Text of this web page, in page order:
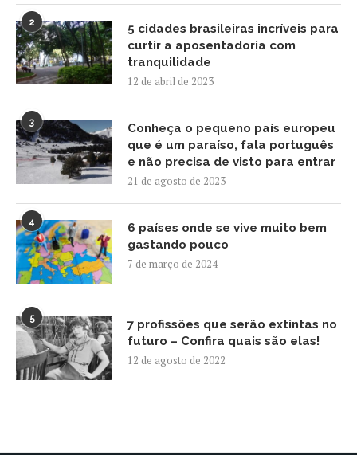
2
5 cidades brasileiras incríveis para
curtir a aposentadoria com
tranquilidade
12 de abril de 2023
3
Conheça o pequeno país europeu
que é um paraíso, fala português
e não precisa de visto para entrar
21 de agosto de 2023
4
6 países onde se vive muito bem
gastando pouco
7 de março de 2024
5
7 profissões que serão extintas no
futuro – Confira quais são elas!
12 de agosto de 2022